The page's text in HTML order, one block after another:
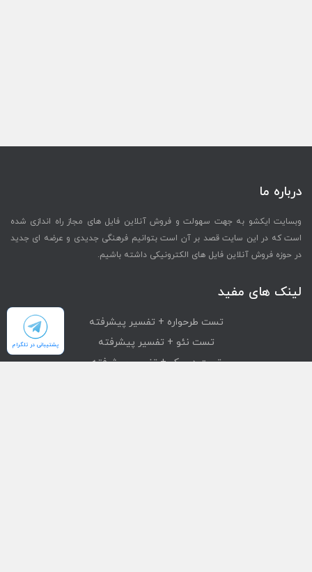
درباره ما
وبسایت ایکشو به جهت سهولت و فروش آنلاین فایل های مجاز راه اندازی شده
است که در این سایت قصد بر آن است بتوانیم فرهنگی جدیدی و عرضه ای جدید
در حوزه فروش آنلاین فایل های الکترونیکی داشته باشیم.
لینک های مفید
تست طرحواره + تفسیر پیشرفته
تست نئو + تفسیر پیشرفته
تست دیسک + تفسیر پیشرفته
پشتیبانی در تلگرام